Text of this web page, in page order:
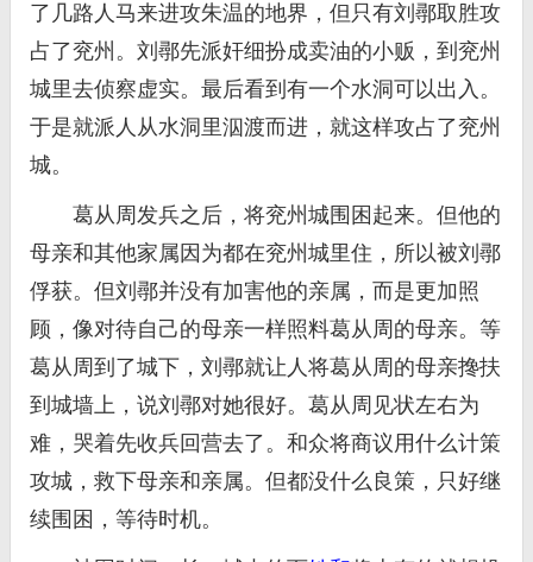
了几路人马来进攻朱温的地界，但只有刘鄩取胜攻
占了兖州。刘鄩先派奸细扮成卖油的小贩，到兖州
城里去侦察虚实。最后看到有一个水洞可以出入。
于是就派人从水洞里泅渡而进，就这样攻占了兖州
城。
葛从周发兵之后，将兖州城围困起来。但他的
母亲和其他家属因为都在兖州城里住，所以被刘鄩
俘获。但刘鄩并没有加害他的亲属，而是更加照
顾，像对待自己的母亲一样照料葛从周的母亲。等
葛从周到了城下，刘鄩就让人将葛从周的母亲搀扶
到城墙上，说刘鄩对她很好。葛从周见状左右为
难，哭着先收兵回营去了。和众将商议用什么计策
攻城，救下母亲和亲属。但都没什么良策，只好继
续围困，等待时机。